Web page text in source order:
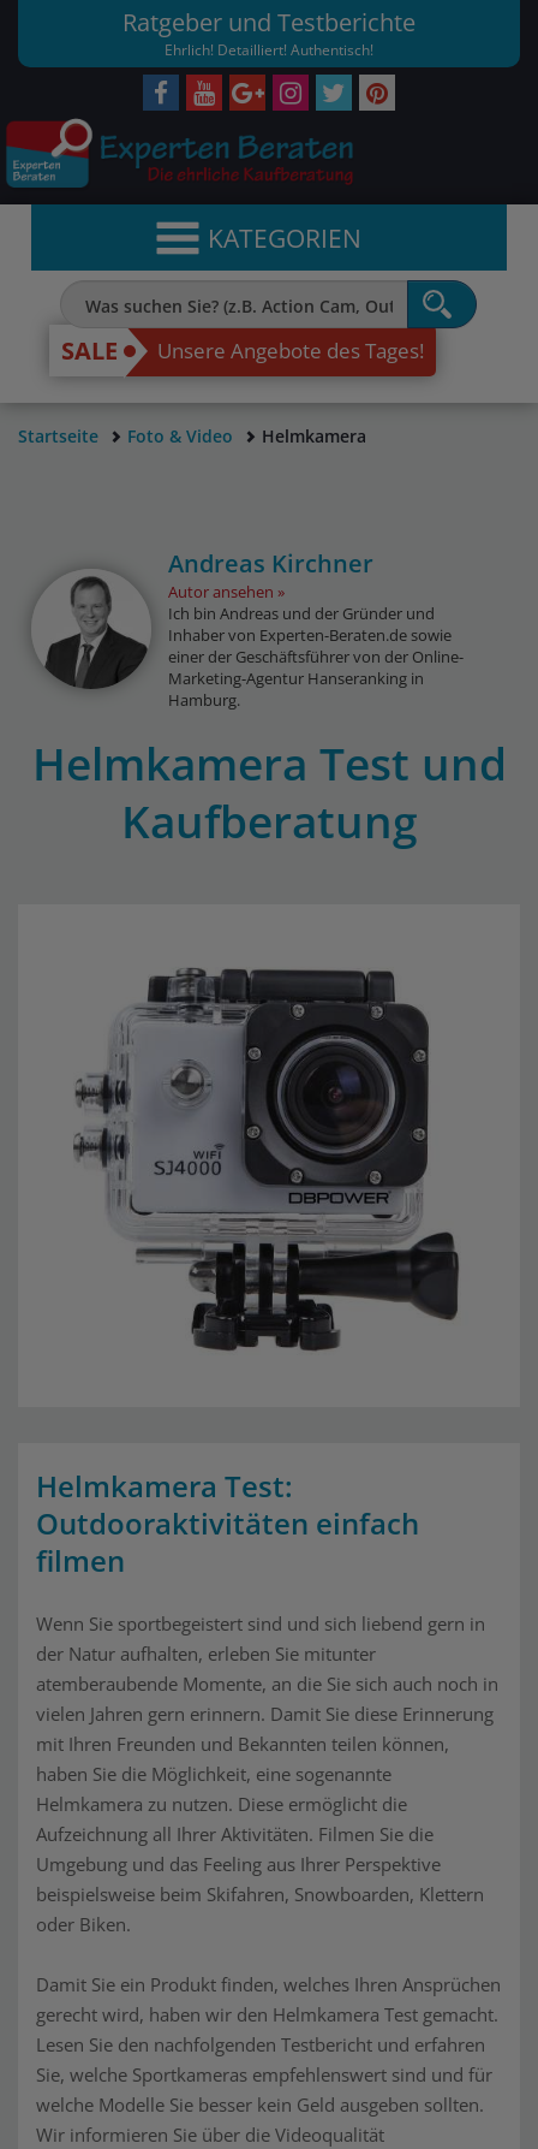
Ratgeber und Testberichte
Ehrlich! Detailliert! Authentisch!
KATEGORIEN
SALE Unsere Angebote des Tages!
Startseite Foto & Video Helmkamera
Andreas Kirchner
Autor ansehen
Ich bin Andreas und der Gründer und
Inhaber von Experten-Beraten.de sowie
einer der Geschäftsführer von der Online-
Marketing-Agentur Hanseranking in
Hamburg.
Helmkamera Test und
Kaufberatung
Helmkamera Test:
Outdooraktivitäten einfach
filmen
Wenn Sie sportbegeistert sind und sich liebend gern in
der Natur aufhalten, erleben Sie mitunter
atemberaubende Momente, an die Sie sich auch noch in
vielen Jahren gern erinnern. Damit Sie diese Erinnerung
mit Ihren Freunden und Bekannten teilen können,
haben Sie die Möglichkeit, eine sogenannte
Helmkamera zu nutzen. Diese ermöglicht die
Aufzeichnung all Ihrer Aktivitäten. Filmen Sie die
Umgebung und das Feeling aus Ihrer Perspektive
beispielsweise beim Skifahren, Snowboarden, Klettern
oder Biken.
Damit Sie ein Produkt finden, welches Ihren Ansprüchen
gerecht wird, haben wir den Helmkamera Test gemacht.
Lesen Sie den nachfolgenden Testbericht und erfahren
Sie, welche Sportkameras empfehlenswert sind und für
welche Modelle Sie besser kein Geld ausgeben sollten.
Wir informieren Sie über die Videoqualität